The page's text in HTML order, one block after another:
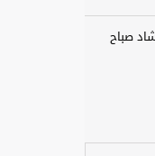
صباح